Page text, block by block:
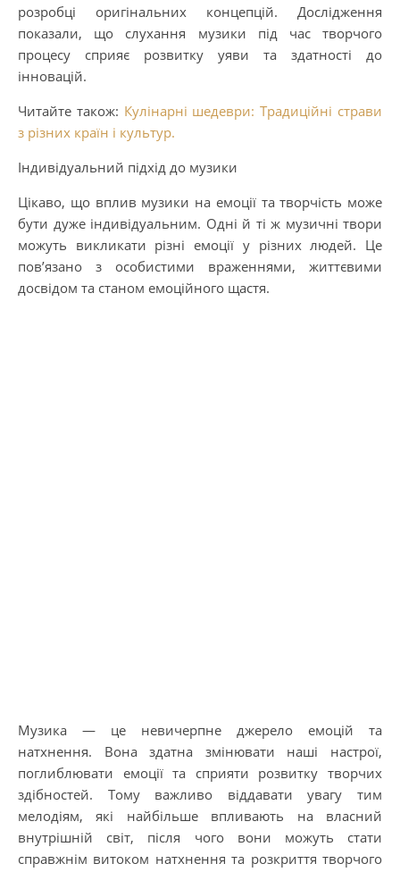
розробці оригінальних концепцій. Дослідження
показали, що слухання музики під час творчого
процесу сприяє розвитку уяви та здатності до
інновацій.
Читайте також: Кулінарні шедеври: Традиційні страви
з різних країн і культур.
Індивідуальний підхід до музики
Цікаво, що вплив музики на емоції та творчість може
бути дуже індивідуальним. Одні й ті ж музичні твори
можуть викликати різні емоції у різних людей. Це
пов’язано з особистими враженнями, життєвими
досвідом та станом емоційного щастя.
Музика — це невичерпне джерело емоцій та
натхнення. Вона здатна змінювати наші настрої,
поглиблювати емоції та сприяти розвитку творчих
здібностей. Тому важливо віддавати увагу тим
мелодіям, які найбільше впливають на власний
внутрішній світ, після чого вони можуть стати
справжнім витоком натхнення та розкриття творчого